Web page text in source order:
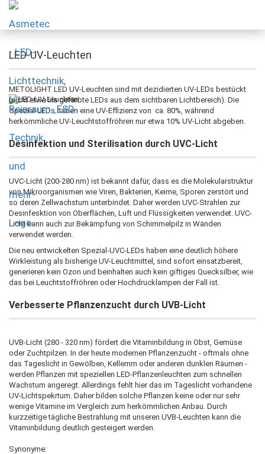
LED-UV-Leuchten
METOLIGHT LED UV-Leuchten sind mit dezidierten UV-LEDs bestückt
(nicht etwa lila gefärbte LEDs aus dem sichtbaren Lichtbereich). Die
Spezial-LEDs haben eine UV-Effizienz von ca. 80%, während
herkömmliche UV-Leuchtstoffröhren nur etwa 10% UV-Licht abgeben.
Desinfektion und Sterilisation durch UVC-Licht
UVC-Licht (200-280 nm) ist bekannt dafür, dass es die Molekularstruktur
von Mikroorganismen wie Viren, Bakterien, Keime, Sporen zerstört und
so deren Zellwachstum unterbindet. Daher werden UVC-Strahlen zur
Desinfesktion von Oberflächen, Luft und Flüssigkeiten verwendet. UVC-
Licht kann auch zur Bekämpfung von Schimmelpilz in Wänden
verwendet werden.
Die neu entwickelten Spezial-UVC-LEDs haben eine deutlich höhere
Wirkleistung als bisherige UV-Leuchtmittel, sind sofort einsatzbereit,
generieren kein Ozon und beinhalten auch kein giftiges Quecksilber, wie
das bei Leuchtstoffröhren oder Hochdrucklampen der Fall ist.
Verbesserte Pflanzenzucht durch UVB-Licht
UVB-Licht (280 - 320 nm) fördert die Vitaminbildung in Obst, Gemüse
oder Zuchtpilzen. In der heute modernen Pflanzenzucht - oftmals ohne
das Tageslicht in Gewölben, Kellernm oder anderen dunklen Räumen -
werden Pflanzen mit speziellen LED-Pflanzenleuchten zum schnellen
Wachstum angeregt. Allerdings fehlt hier das im Tageslicht vorhandene
UV-Lichtspekrtum. Daher bilden solche Pflanzen keine oder nur sehr
wenige Vitamine im Vergleich zum herkömmlichen Anbau. Durch
kurzzeitige tägliche Bestrahlung mit unseren UVB-Leuchten kann die
Vitaminbildung deutlich gesteigert werden.
Synonyme: